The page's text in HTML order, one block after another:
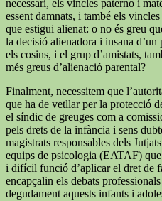
necessari, els vincles paterno i
essent damnats, i també els
que estigui alienat: o no és greu
la decisió alienadora i insana d’un
els cosins, i el grup d’amistats,
més greus d’alienació parental?
Finalment, necessitem que
que ha de vetllar per la protecció
el síndic de greuges com a
pels drets de la infància i sens
magistrats responsables dels
equips de psicologia (EATAF)
i difícil funció d’aplicar el dret de
encapçalin els debats
degudament aquests infants i